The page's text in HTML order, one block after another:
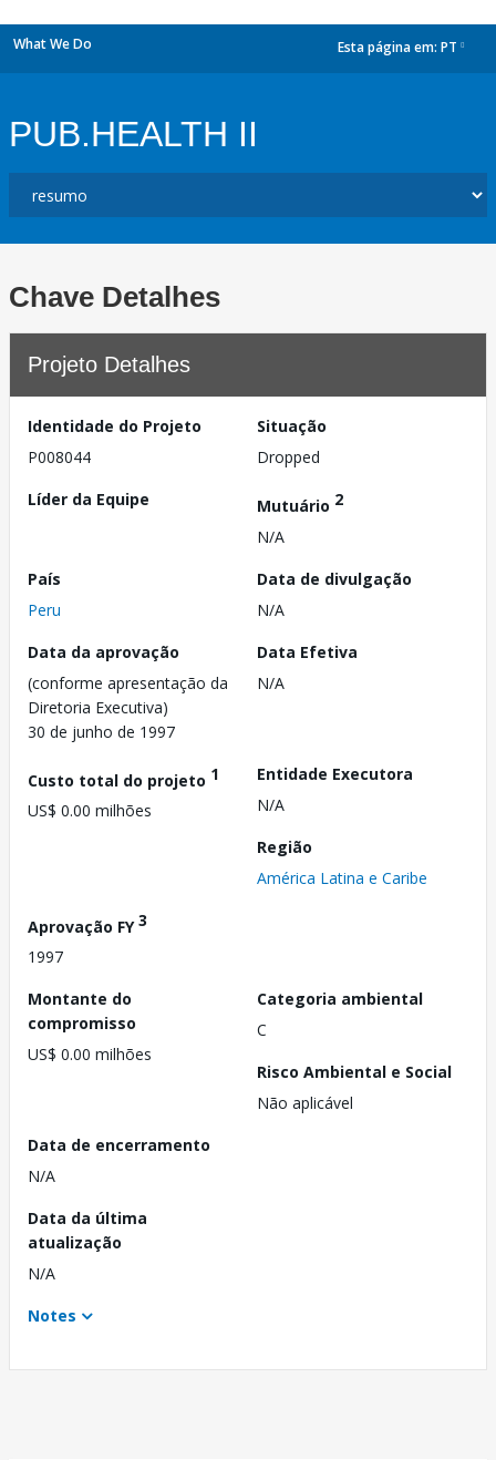
What We Do Esta página em: PT
PUB.HEALTH II
Chave Detalhes
Projeto Detalhes
Identidade do Projeto
P008044
Situação
Dropped
Líder da Equipe
Mutuário 2
N/A
País
Peru
Data de divulgação
N/A
Data da aprovação
(conforme apresentação da
Diretoria Executiva)
30 de junho de 1997
Data Efetiva
N/A
Custo total do projeto 1
US$ 0.00 milhões
Entidade Executora
N/A
Região
América Latina e Caribe
Aprovação FY3
1997
Montante do
compromisso
US$ 0.00 milhões
Categoria ambiental
C
Risco Ambiental e Social
Não aplicável
Data de encerramento
N/A
Data da última
atualização
N/A
Notes